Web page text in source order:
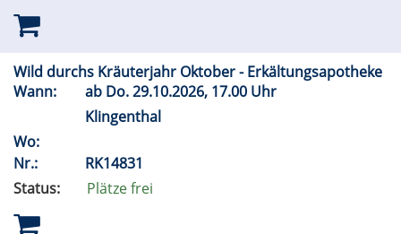
Wild durchs Kräuterjahr Oktober - Erkältungsapotheke
Wann:
ab Do.29.10.2026, 17.00 Uhr
Klingenthal
Wo:
Nr.:
RK14831
Status:
Plätze frei